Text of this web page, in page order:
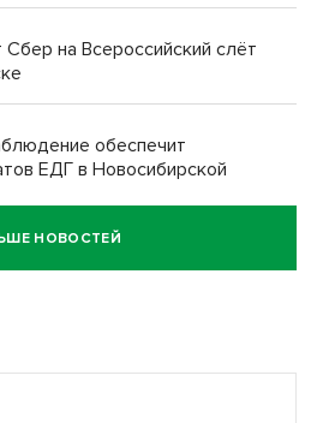
на Всероссийский слёт
обеспечит
ЕДГ в Новосибирской
объявляет
НОВОСТЕЙ